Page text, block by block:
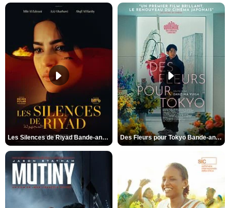
Les Silences de Riyad Bande-annonce VO STFR Des Fleurs pour Tokyo Bande-annonce VO STFR